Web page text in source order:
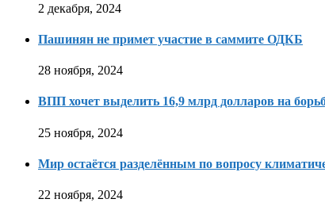
2 декабря, 2024
Пашинян не примет участие в саммите ОДКБ
28 ноября, 2024
ВПП хочет выделить 16,9 млрд долларов на
25 ноября, 2024
Мир остаётся разделённым по вопросу
22 ноября, 2024